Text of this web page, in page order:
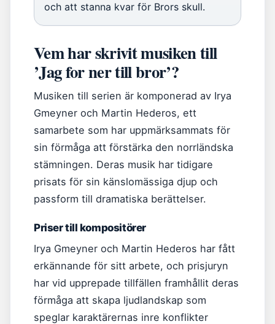
och att stanna kvar för Brors skull.
Vem har skrivit musiken till
’Jag for ner till bror’?
Musiken till serien är komponerad av Irya
Gmeyner och Martin Hederos, ett
samarbete som har uppmärksammats för
sin förmåga att förstärka den norrländska
stämningen. Deras musik har tidigare
prisats för sin känslomässiga djup och
passform till dramatiska berättelser.
Priser till kompositörer
Irya Gmeyner och Martin Hederos har fått
erkännande för sitt arbete, och prisjuryn
har vid upprepade tillfällen framhållit deras
förmåga att skapa ljudlandskap som
speglar karaktärernas inre konflikter